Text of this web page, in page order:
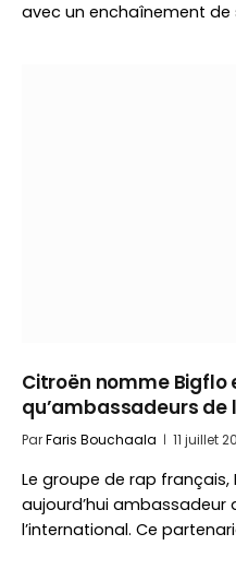
avec un enchaînement de
Citroën nomme Bigflo
qu’ambassadeurs de
ParFaris Bouchaala 11 juillet
Le groupe de rap français,
aujourd’hui ambassadeur
l’international. Ce